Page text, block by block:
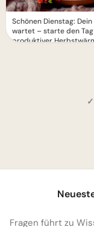
Schönen Dienstag:
wartet – starte den
produktiver